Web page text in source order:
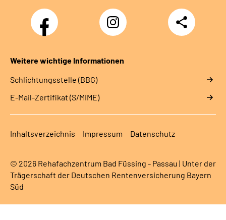
Facebook Instagram
Teilen
Weitere wichtige Informationen
Schlichtungsstelle (BBG)
E-Mail-Zertifikat (S/MIME)
Inhaltsverzeichnis Impressum Datenschutz
© 2026 Rehafachzentrum Bad Füssing - Passau | Unter der
Trägerschaft der Deutschen Rentenversicherung Bayern
Süd